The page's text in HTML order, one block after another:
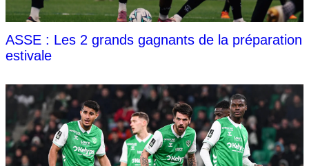
ASSE : Les 2 grands gagnants de la préparation
estivale